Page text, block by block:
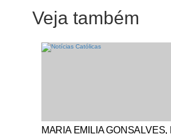
Veja também
Notícias Católicas
MARIA EMILIA GONSALVES,